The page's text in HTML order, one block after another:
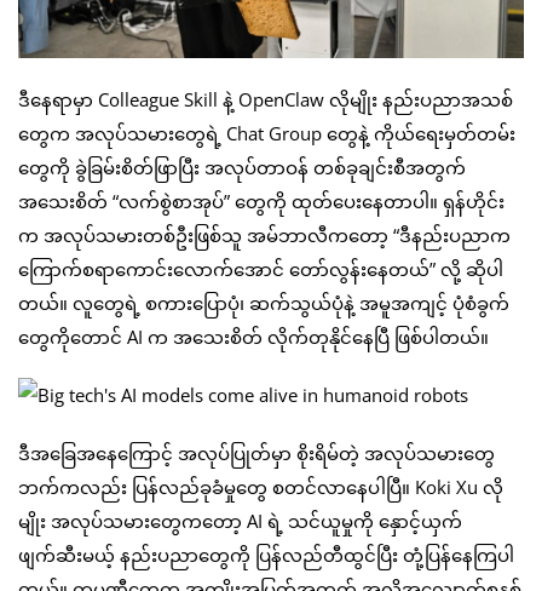
ဒီနေရာမှာ Colleague Skill နဲ့ OpenClaw လိုမျိုး နည်းပညာအသစ်
တွေက အလုပ်သမားတွေရဲ့ Chat Group တွေနဲ့ ကိုယ်ရေးမှတ်တမ်း
တွေကို ခွဲခြမ်းစိတ်ဖြာပြီး အလုပ်တာဝန် တစ်ခုချင်းစီအတွက်
အသေးစိတ် “လက်စွဲစာအုပ်” တွေကို ထုတ်ပေးနေတာပါ။ ရှန်ဟိုင်း
က အလုပ်သမားတစ်ဦးဖြစ်သူ အမ်ဘာလီကတော့ “ဒီနည်းပညာက
ကြောက်စရာကောင်းလောက်အောင် တော်လွန်းနေတယ်” လို့ ဆိုပါ
တယ်။ လူတွေရဲ့ စကားပြောပုံ၊ ဆက်သွယ်ပုံနဲ့ အမူအကျင့် ပုံစံခွက်
တွေကိုတောင် AI က အသေးစိတ် လိုက်တုနိုင်နေပြီ ဖြစ်ပါတယ်။
ဒီအခြေအနေကြောင့် အလုပ်ပြုတ်မှာ စိုးရိမ်တဲ့ အလုပ်သမားတွေ
ဘက်ကလည်း ပြန်လည်ခုခံမှုတွေ စတင်လာနေပါပြီ။ Koki Xu လို
မျိုး အလုပ်သမားတွေကတော့ AI ရဲ့ သင်ယူမှုကို နှောင့်ယှက်
ဖျက်ဆီးမယ့် နည်းပညာတွေကို ပြန်လည်တီထွင်ပြီး တုံ့ပြန်နေကြပါ